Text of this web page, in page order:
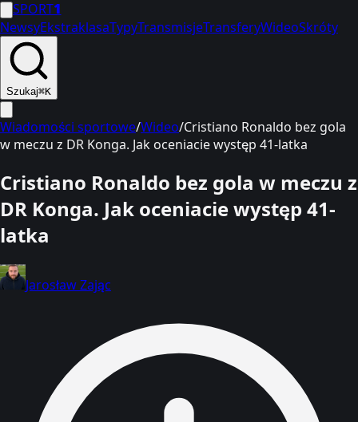
SPORT1
NewsyEkstraklasaTypyTransmisjeTransferyWideoSkróty
Szukaj⌘K
Wiadomości sportowe/Wideo/Cristiano Ronaldo bez gola
w meczu z DR Konga. Jak oceniacie występ 41-latka
Cristiano Ronaldo bez gola w meczu z
DR Konga. Jak oceniacie występ 41-
latka
Jarosław Zając